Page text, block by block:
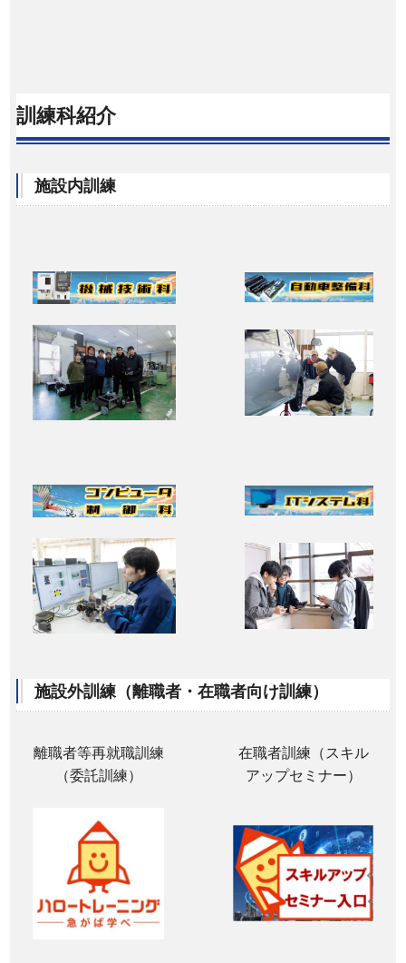
訓練科紹介
施設内訓練
施設外訓練（離職者・在職者向け訓練）
離職者等再就職訓練
（委託訓練）
在職者訓練（スキル
アップセミナー）